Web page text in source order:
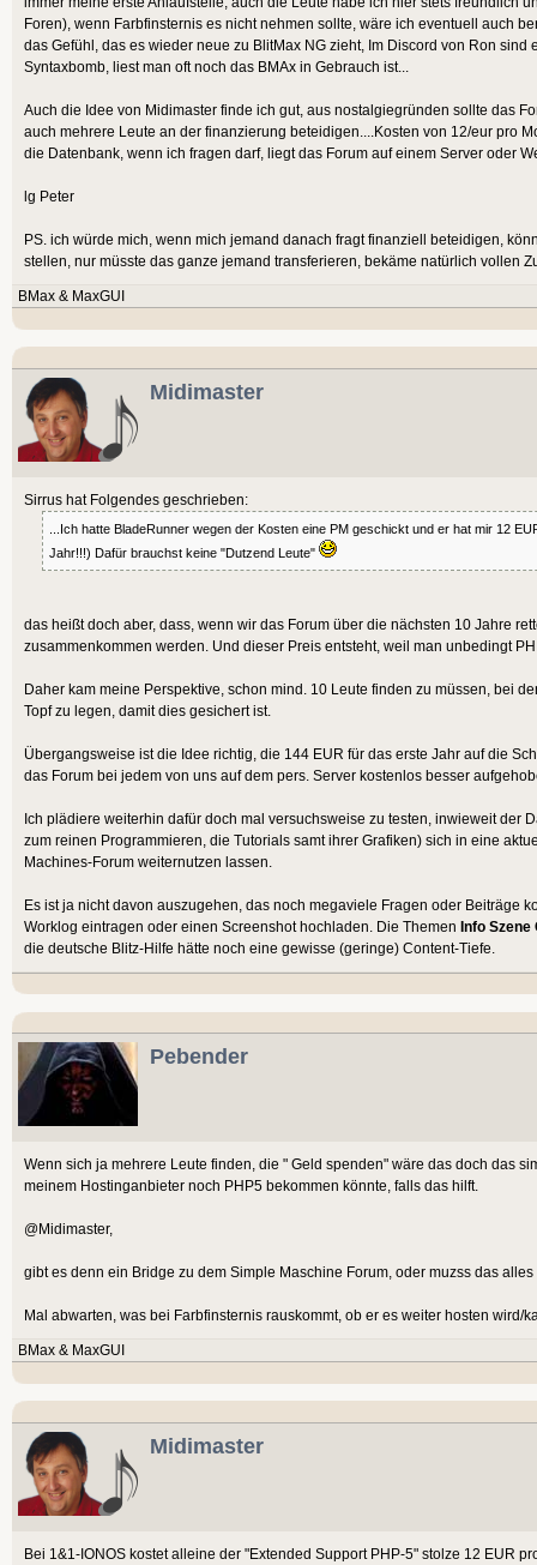
Foren), wenn Farbfinsternis es nicht nehmen sollte, wäre ich eventuell auch
das Gefühl, das es wieder neue zu BlitMax NG zieht, Im Discord von Ron
Syntaxbomb, liest man oft noch das BMAx in Gebrauch ist...
Auch die Idee von Midimaster finde ich gut, aus nostalgiegründen sollte das
auch mehrere Leute an der finanzierung beteidigen....Kosten von 12/eur pro
die Datenbank, wenn ich fragen darf, liegt das Forum auf einem Server oder
lg Peter
PS. ich würde mich, wenn mich jemand danach fragt finanziell beteidigen,
stellen, nur müsste das ganze jemand transferieren, bekäme natürlich vollen
BMax & MaxGUI
Midimaster
Sirrus hat Folgendes geschrieben:
...Ich hatte BladeRunner wegen der Kosten eine PM geschickt und er hat mir 12
Jahr!!!) Dafür brauchst keine "Dutzend Leute"
das heißt doch aber, dass, wenn wir das Forum über die nächsten 10 Jahre
zusammenkommen werden. Und dieser Preis entsteht, weil man unbedingt
Daher kam meine Perspektive, schon mind. 10 Leute finden zu müssen, bei
Topf zu legen, damit dies gesichert ist.
Übergangsweise ist die Idee richtig, die 144 EUR für das erste Jahr auf die
das Forum bei jedem von uns auf dem pers. Server kostenlos besser
Ich plädiere weiterhin dafür doch mal versuchsweise zu testen, inwieweit der
zum reinen Programmieren, die Tutorials samt ihrer Grafiken) sich in eine
Machines-Forum weiternutzen lassen.
Es ist ja nicht davon auszugehen, das noch megaviele Fragen oder Beiträge
Worklog eintragen oder einen Screenshot hochladen. Die Themen Info Szene
die deutsche Blitz-Hilfe hätte noch eine gewisse (geringe) Content-Tiefe.
Pebender
Wenn sich ja mehrere Leute finden, die " Geld spenden" wäre das doch das
meinem Hostinganbieter noch PHP5 bekommen könnte, falls das hilft.
@Midimaster,
gibt es denn ein Bridge zu dem Simple Maschine Forum, oder muzss das
Mal abwarten, was bei Farbfinsternis rauskommt, ob er es weiter hosten wird/
BMax & MaxGUI
Midimaster
Bei 1&1-IONOS kostet alleine der "Extended Support PHP-5" stolze 12 EUR